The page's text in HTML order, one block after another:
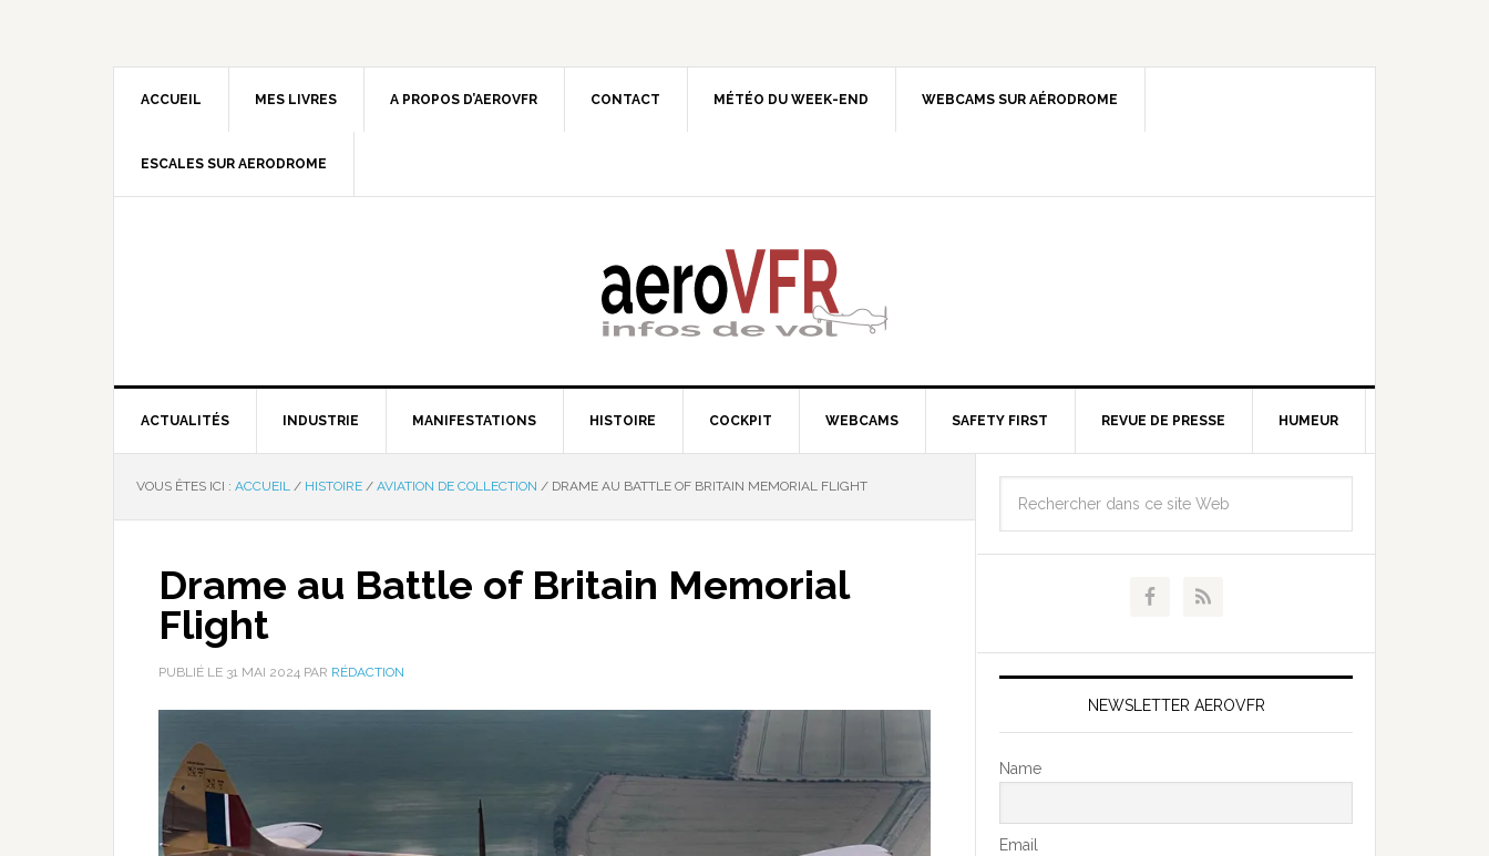
ACCUEIL MES LIVRES A PROPOS D’AEROVFR CONTACT MÉTÉO DU WEEK-END WEBCAMS SUR AÉRODROME
ESCALES SUR AERODROME
ACTUALITÉS INDUSTRIE MANIFESTATIONS HISTOIRE COCKPIT WEBCAMS SAFETY FIRST REVUE DE PRESSE HUMEUR
VOUS ÊTES ICI : ACCUEIL / HISTOIRE / AVIATION DE COLLECTION / DRAME AU BATTLE OF BRITAIN MEMORIAL FLIGHT
Drame au Battle of Britain Memorial
Flight
PUBLIÉ LE 31 MAI 2024 PAR RÉDACTION
NEWSLETTER AEROVFR
Name
Email